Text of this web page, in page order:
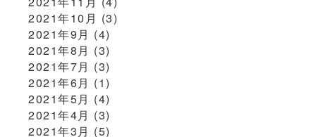
2021年10月 (3)
2021年9月 (4)
2021年8月 (3)
2021年7月 (3)
2021年6月 (1)
2021年5月 (4)
2021年4月 (3)
2021年3月 (5)